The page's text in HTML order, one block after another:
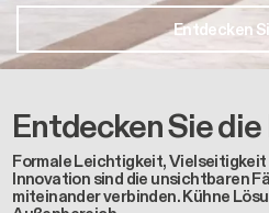
Entdecken
Entdecken Sie
Formale Leichtigkeit,
Innovation sind die unsichtbaren
miteinander verbinden. Kühne